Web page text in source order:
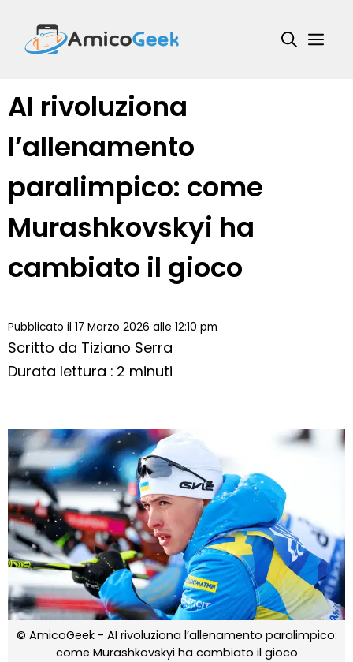
contenuto
AI rivoluziona
l’allenamento
paralimpico: come
Murashkovskyi ha
cambiato il gioco
Pubblicato il 17 Marzo 2026 alle 12:10 pm
Scritto da Tiziano Serra
Durata lettura : 2 minuti
© AmicoGeek - AI rivoluziona l’allenamento paralimpico:
come Murashkovskyi ha cambiato il gioco